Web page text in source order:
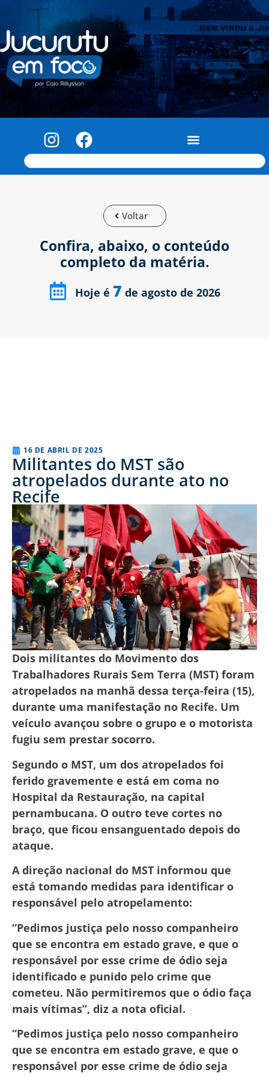
Voltar
Confira, abaixo, o conteúdo
completo da matéria.
Hoje é 7 de agosto de 2026
16 DE ABRIL DE 2025
Militantes do MST são
atropelados durante ato no
Recife
Dois militantes do Movimento dos
Trabalhadores Rurais Sem Terra (MST) foram
atropelados na manhã dessa terça-feira (15),
durante uma manifestação no Recife. Um
veículo avançou sobre o grupo e o motorista
fugiu sem prestar socorro.
Segundo o MST, um dos atropelados foi
ferido gravemente e está em coma no
Hospital da Restauração, na capital
pernambucana. O outro teve cortes no
braço, que ficou ensanguentado depois do
ataque.
A direção nacional do MST informou que
está tomando medidas para identificar o
responsável pelo atropelamento:
“Pedimos justiça pelo nosso companheiro
que se encontra em estado grave, e que o
responsável por esse crime de ódio seja
identificado e punido pelo crime que
cometeu. Não permitiremos que o ódio faça
mais vítimas”, diz a nota oficial.
“Pedimos justiça pelo nosso companheiro
que se encontra em estado grave, e que o
responsável por esse crime de ódio seja